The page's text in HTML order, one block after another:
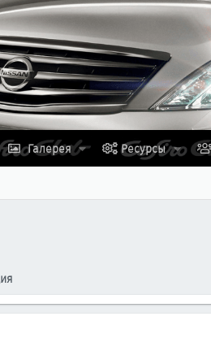
Галерея Ресурсы